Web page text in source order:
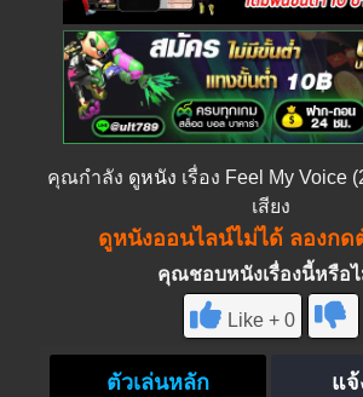
คุณกำลัง ดูหนัง เรื่อง Feel My Voice
เสียง
ดูหนังออนไลน์ไม่ได้ ลองกด
คุณชอบหนังเรื่องนี้หรือ
Like + 0
ตัวเล่นหลัก แ